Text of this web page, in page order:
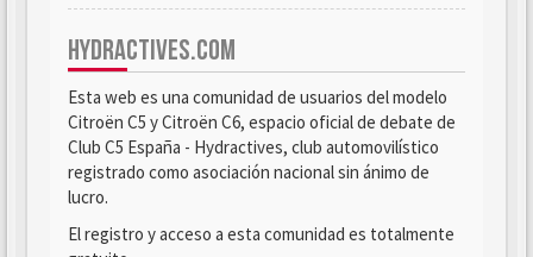
HYDRACTIVES.COM
Esta web es una comunidad de usuarios del modelo
Citroën C5 y Citroën C6, espacio oficial de debate de
Club C5 España - Hydractives, club automovilístico
registrado como asociación nacional sin ánimo de
lucro.
El registro y acceso a esta comunidad es totalmente